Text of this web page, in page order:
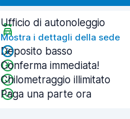
Ufficio di autonoleggio
Mostra i dettagli della sede
Deposito basso
Conferma immediata!
Chilometraggio illimitato
Paga una parte ora